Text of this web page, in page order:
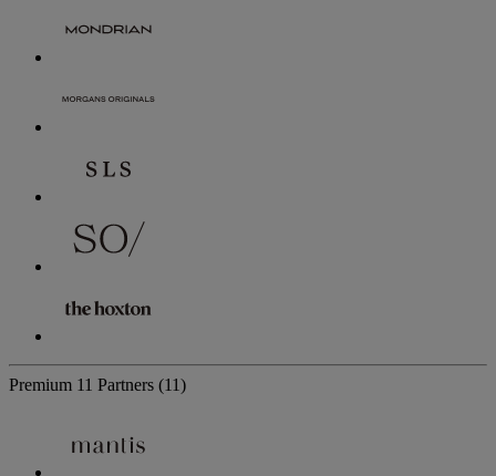
Premium 11 Partners (11)